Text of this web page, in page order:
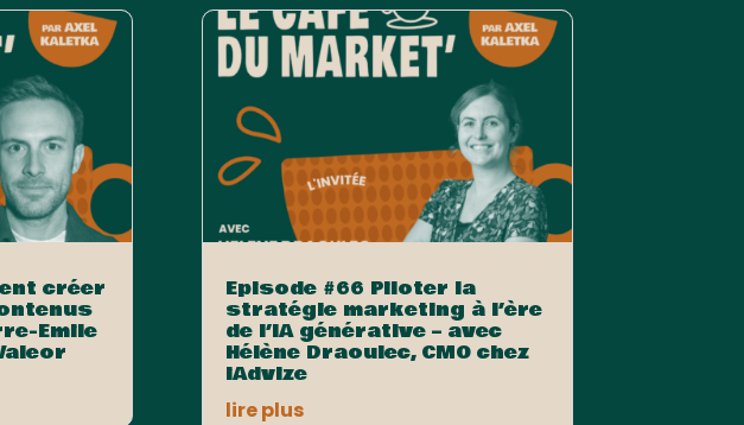
créer
Emile
Episode #66 Piloter la
stratégie marketing à l’ère
de l’IA générative – avec
Hélène Draoulec, CMO chez
iAdvize
lire plus